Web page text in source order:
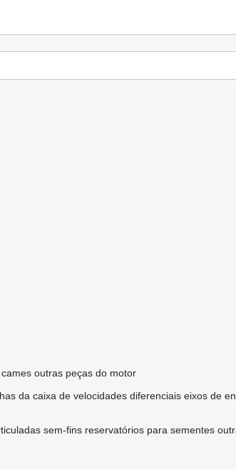
outras peças do motor
da caixa de velocidades diferenciais eixos de
sem-fins reservatórios para sementes